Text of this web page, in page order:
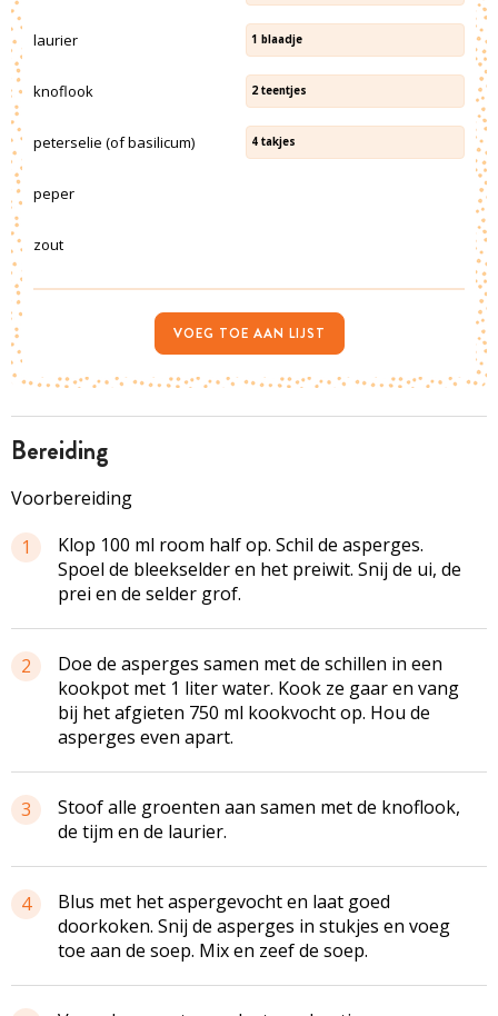
bereiding
Voorbereiding
1
Klop 100 ml room half op. Schil de asperges.
Spoel de bleekselderen het preiwit. Snij de ui, de
prei en de selder grof.
2
Doe de asperges samen met de schillen in een
kookpot met 1 liter water. Kook ze gaar en vang
bij het afgieten 750 ml kookvochtop. Hou de
asperges even apart.
3
Stoof alle groenten aan samen met de knoflook,
de tijm en de laurier.
4 Blus met hetaspergevochten laat goed
doorkoken. Snij de asperges in stukjes en voeg
toe aan de soep. Mix en zeef de soep.
laurier 1 blaadje
knoflook 2 teentjes
peterselie (of basilicum) 4 takjes
peper
zout
VOEG TOE AAN LIJST